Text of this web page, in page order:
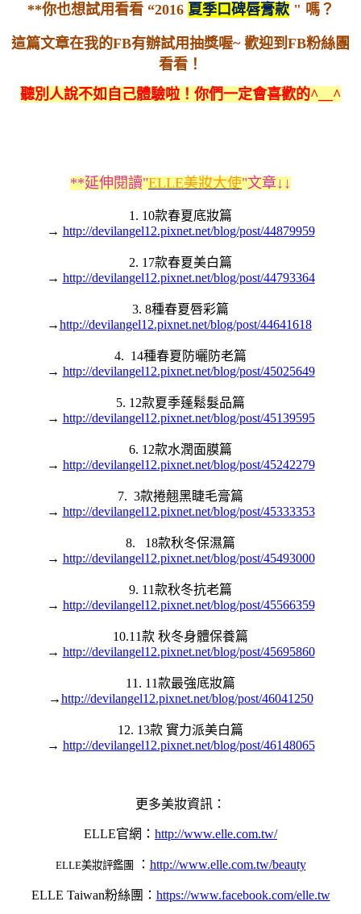
**你也想試用看看 “2016 夏季口碑唇膏款 " 嗎？
這篇文章在我的FB有辦試用抽獎喔~ 歡迎到FB粉絲團
看看！
聽別人說不如自己體驗啦！你們一定會喜歡的^__^
**延伸閱讀"ELLE美妝大使"文章↓↓
1. 10款春夏底妝篇
→ http://devilangel12.pixnet.net/blog/post/44879959
2. 17款春夏美白篇
→ http://devilangel12.pixnet.net/blog/post/44793364
3. 8種春夏唇彩篇
→http://devilangel12.pixnet.net/blog/post/44641618
4. 14種春夏防曬防老篇
→ http://devilangel12.pixnet.net/blog/post/45025649
5. 12款夏季蓬鬆髮品篇
→ http://devilangel12.pixnet.net/blog/post/45139595
6. 12款水潤面膜篇
→ http://devilangel12.pixnet.net/blog/post/45242279
7. 3款捲翹黑睫毛膏篇
→ http://devilangel12.pixnet.net/blog/post/45333353
8. 18款秋冬保濕篇
→ http://devilangel12.pixnet.net/blog/post/45493000
9. 11款秋冬抗老篇
→ http://devilangel12.pixnet.net/blog/post/45566359
10.11款 秋冬身體保養篇
→ http://devilangel12.pixnet.net/blog/post/45695860
11. 11款最強底妝篇
→http://devilangel12.pixnet.net/blog/post/46041250
12. 13款 實力派美白篇
→ http://devilangel12.pixnet.net/blog/post/46148065
更多美妝資訊：
ELLE官網： http://www.elle.com.tw/
ELLE美妝評鑑團 ： http://www.elle.com.tw/beauty
ELLE Taiwan粉絲團 ： https://www.facebook.com/elle.tw